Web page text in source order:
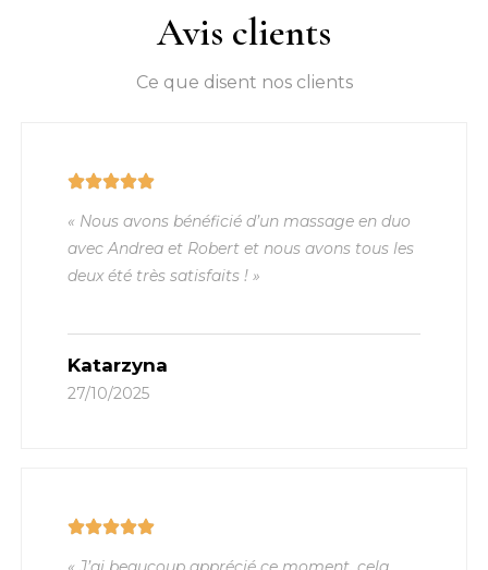
Avis clients
Ce que disent nos clients
« Nous avons bénéficié d’un massage en duo
avec Andrea et Robert et nous avons tous les
deux été très satisfaits ! »
Katarzyna
27/10/2025